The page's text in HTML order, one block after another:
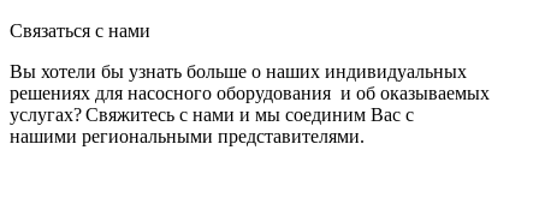
Связаться с нами
Вы хотели бы узнать больше о наших индивидуальных
решениях для насосного оборудования и об оказываемых
услугах? Свяжитесь с нами и мы соединим Вас с
нашими региональными представителями.